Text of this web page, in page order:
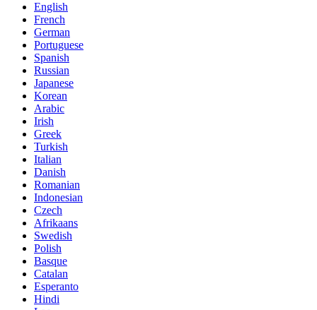
English
French
German
Portuguese
Spanish
Russian
Japanese
Korean
Arabic
Irish
Greek
Turkish
Italian
Danish
Romanian
Indonesian
Czech
Afrikaans
Swedish
Polish
Basque
Catalan
Esperanto
Hindi